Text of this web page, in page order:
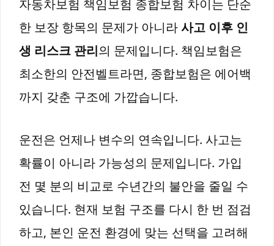
자동차보험 책임보험 종합보험 차이는 단순
한 보장 항목의 문제가 아니라사고 이후 인
생 리스크 관리의 문제입니다. 책임보험은
최소한의 안전벨트라면, 종합보험은 에어백
까지 갖춘 구조에 가깝습니다.
운전은 언제나 변수의 연속입니다. 사고는
확률이 아니라 가능성의 문제입니다. 가입
전 몇 분의 비교로 수년간의 불안을 줄일 수
있습니다. 현재 보험 구조를 다시 한 번 점검
하고, 본인 운전 환경에 맞는 선택을 고려해